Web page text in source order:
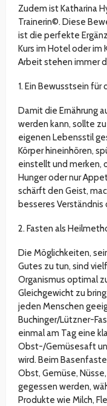
Zudem ist Katharina
Trainerin©. Diese
ist die perfekte
Kurs im Hotel oder im
Arbeit stehen immer
1. Ein Bewusstsein
Damit die Ernährung
werden kann, sollte
eigenen Lebensstil
Körper hineinhören,
einstellt und merken,
Hunger oder nur
schärft den Geist,
besseres Verständnis
2. Fasten als
Die Möglichkeiten,
Gutes zu tun, sind
Organismus optimal
Gleichgewicht zu
jeden Menschen
Buchinger/Lützner-
einmal am Tag eine
Obst-/Gemüsesaft
wird. Beim
Obst, Gemüse,
gegessen werden,
Produkte wie Milch,